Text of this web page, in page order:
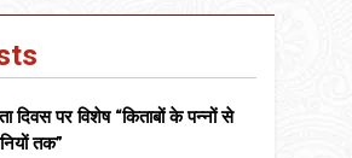
दिवस पर विशेष “किताबों के पन्नों से
तक”